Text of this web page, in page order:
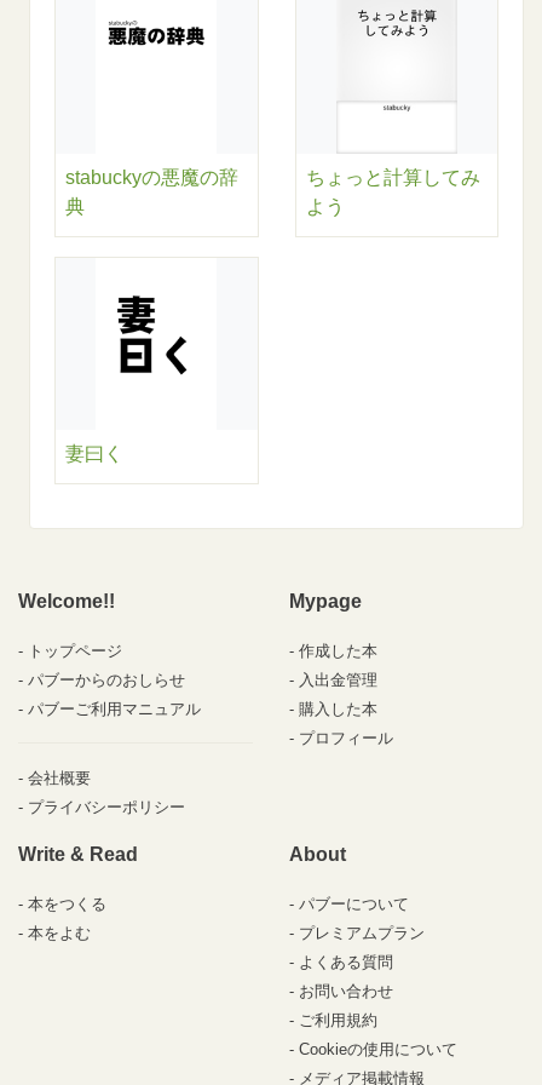
stabuckyの悪魔の辞
典
ちょっと計算してみ
よう
妻曰く
Welcome!!
トップページ
パブーからのおしらせ
パブーご利用マニュアル
会社概要
プライバシーポリシー
Mypage
作成した本
入出金管理
購入した本
プロフィール
Write & Read
本をつくる
本をよむ
About
パブーについて
プレミアムプラン
よくある質問
お問い合わせ
ご利用規約
Cookieの使用について
メディア掲載情報